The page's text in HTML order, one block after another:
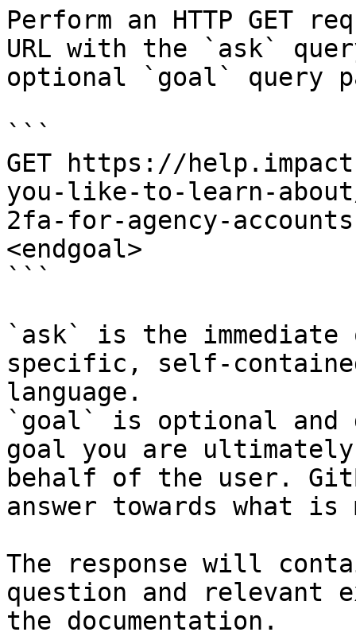
Perform an HTTP GET
URL with the `ask`
optional `goal` query
```
GET https://
you-like-to-learn-
2fa-for-agency-
<endgoal>
```
`ask` is the
specific, self-
language.
`goal` is optional and
goal you are
behalf of the user.
answer towards what
The response will
question and relevant
the documentation.